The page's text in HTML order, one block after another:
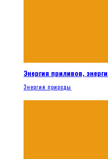
Энергия приливов,
Энергия природы